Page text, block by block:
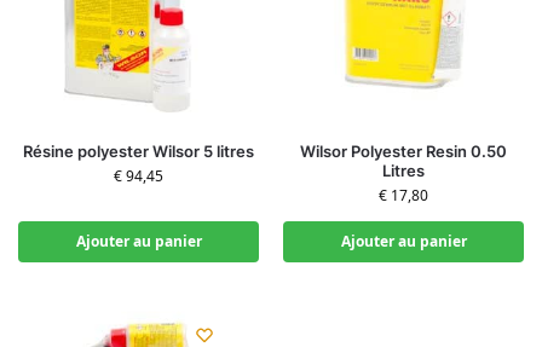
Résine polyester Wilsor 5 litres
€94,45
Ajouter au panier
Wilsor Polyester Resin 0.50
Litres
€ 17,80
Ajouter au panier